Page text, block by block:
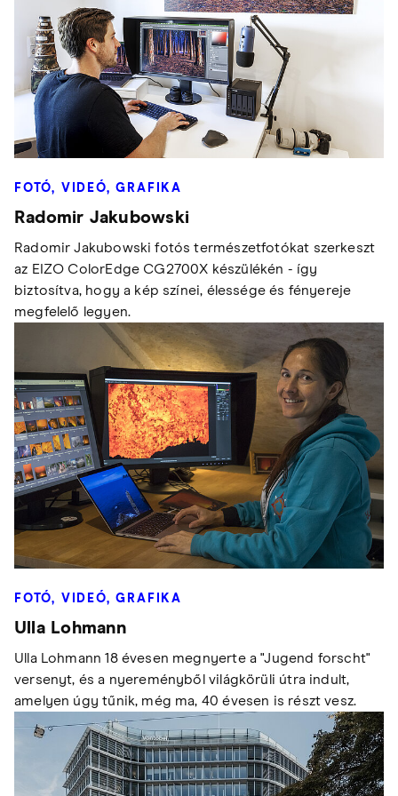
FOTÓ, VIDEÓ, GRAFIKA
Radomir Jakubowski
Radomir Jakubowski fotós természetfotókat szerkeszt
az EIZO ColorEdge CG2700X készülékén - így
biztosítva, hogy a kép színei, élessége és fényereje
megfelelő legyen.
FOTÓ, VIDEÓ, GRAFIKA
Ulla Lohmann
Ulla Lohmann 18 évesen megnyerte a "Jugend forscht"
versenyt, és a nyereményből világkörüli útra indult,
amelyen úgy tűnik, még ma, 40 évesen is részt vesz.